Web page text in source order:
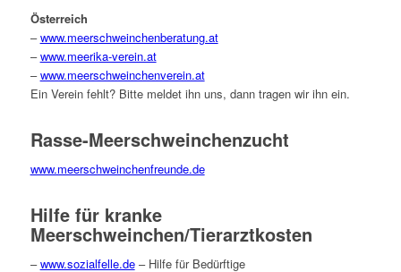
Österreich
–www.meerschweinchenberatung.at
–www.meerika-verein.at
–www.meerschweinchenverein.at
Ein Verein fehlt? Bitte meldet ihn uns, dann tragen wir ihn ein.
Rasse-Meerschweinchenzucht
www.meerschweinchenfreunde.de
Hilfe für kranke
Meerschweinchen/Tierarztkosten
–www.sozialfelle.de– Hilfe für Bedürftige